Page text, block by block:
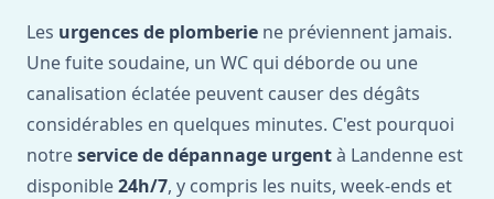
Les urgences de plomberie ne préviennent jamais.
Une fuite soudaine, un WC qui déborde ou une
canalisation éclatée peuvent causer des dégâts
considérables en quelques minutes. C'est pourquoi
notreservice de dépannage urgentà Landenne est
disponible24h/7, y compris les nuits, week-ends et